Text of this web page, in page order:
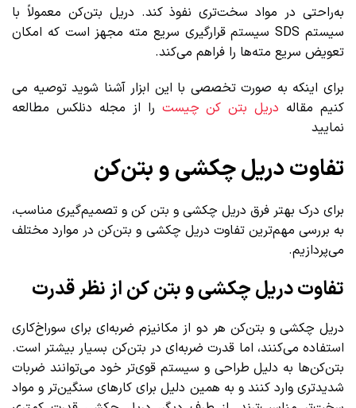
به‌راحتی در مواد سخت‌تری نفوذ کند. دریل بتن‌کن معمولاً با
سیستم SDS سیستم قرارگیری سریع مته مجهز است که امکان
تعویض سریع مته‌ها را فراهم می‌کند.
برای اینکه به صورت تخصصی با این ابزار آشنا شوید توصیه می
کنیم مقاله دریل بتن کن چیست را از مجله دنلکس مطالعه
نمایید
تفاوت دریل چکشی و بتن‌کن
برای درک بهتر فرق دریل چکشی و بتن کن و تصمیم‌گیری مناسب،
به بررسی مهم‌ترین تفاوت دریل چکشی و بتن‌کن در موارد مختلف
می‌پردازیم.
تفاوت دریل چکشی و بتن کن از نظر قدرت
دریل چکشی و بتن‌کن هر دو از مکانیزم ضربه‌ای برای سوراخ‌کاری
استفاده می‌کنند، اما قدرت ضربه‌ای در بتن‌کن بسیار بیشتر است.
بتن‌کن‌ها به دلیل طراحی و سیستم قوی‌تر خود می‌توانند ضربات
شدیدتری وارد کنند و به همین دلیل برای کارهای سنگین‌تر و مواد